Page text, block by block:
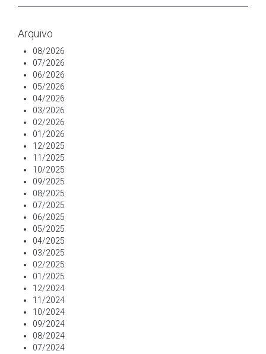
Arquivo
08/2026
07/2026
06/2026
05/2026
04/2026
03/2026
02/2026
01/2026
12/2025
11/2025
10/2025
09/2025
08/2025
07/2025
06/2025
05/2025
04/2025
03/2025
02/2025
01/2025
12/2024
11/2024
10/2024
09/2024
08/2024
07/2024